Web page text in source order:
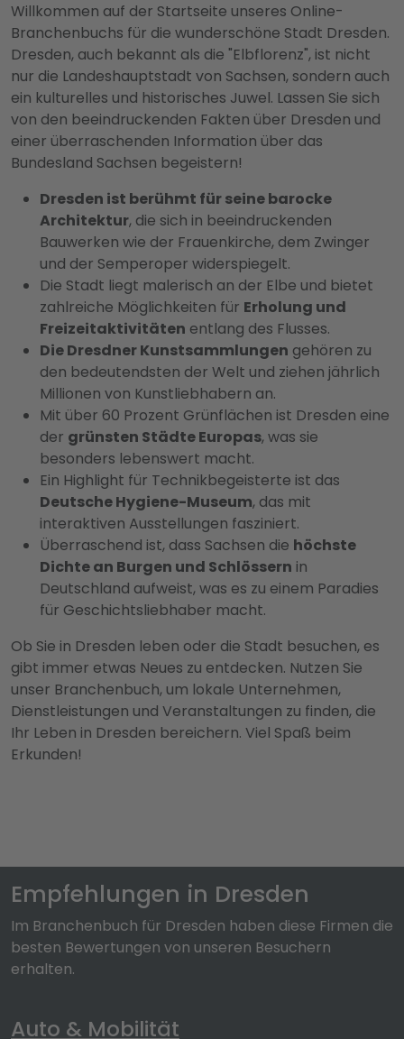
Willkommen auf der Startseite unseres Online-
Branchenbuchs für die wunderschöne Stadt Dresden.
Dresden, auch bekannt als die "Elbflorenz", ist nicht
nur die Landeshauptstadt von Sachsen, sondern auch
ein kulturelles und historisches Juwel. Lassen Sie sich
von den beeindruckenden Fakten über Dresden und
einer überraschenden Information über das
Bundesland Sachsen begeistern!
Dresden ist berühmt für seine barocke
Architektur, die sich in beeindruckenden
Bauwerken wie der Frauenkirche, dem Zwinger
und der Semperoper widerspiegelt.
Die Stadt liegt malerisch an der Elbe und bietet
zahlreiche Möglichkeiten für Erholung und
Freizeitaktivitäten entlang des Flusses.
Die Dresdner Kunstsammlungen gehören zu
den bedeutendsten der Welt und ziehen jährlich
Millionen von Kunstliebhabern an.
Mit über 60 Prozent Grünflächen ist Dresden eine
der grünsten Städte Europas, was sie
besonders lebenswert macht.
Ein Highlight für Technikbegeisterte ist das
Deutsche Hygiene-Museum, das mit
interaktiven Ausstellungen fasziniert.
Überraschend ist, dass Sachsen die höchste
Dichte an Burgen und Schlössern in
Deutschland aufweist, was es zu einem Paradies
für Geschichtsliebhaber macht.
Ob Sie in Dresden leben oder die Stadt besuchen, es
gibt immer etwas Neues zu entdecken. Nutzen Sie
unser Branchenbuch, um lokale Unternehmen,
Dienstleistungen und Veranstaltungen zu finden, die
Ihr Leben in Dresden bereichern. Viel Spaß beim
Erkunden!
Empfehlungen in Dresden
Im Branchenbuch für Dresden haben diese Firmen die
besten Bewertungen von unseren Besuchern
erhalten.
Auto & Mobilität